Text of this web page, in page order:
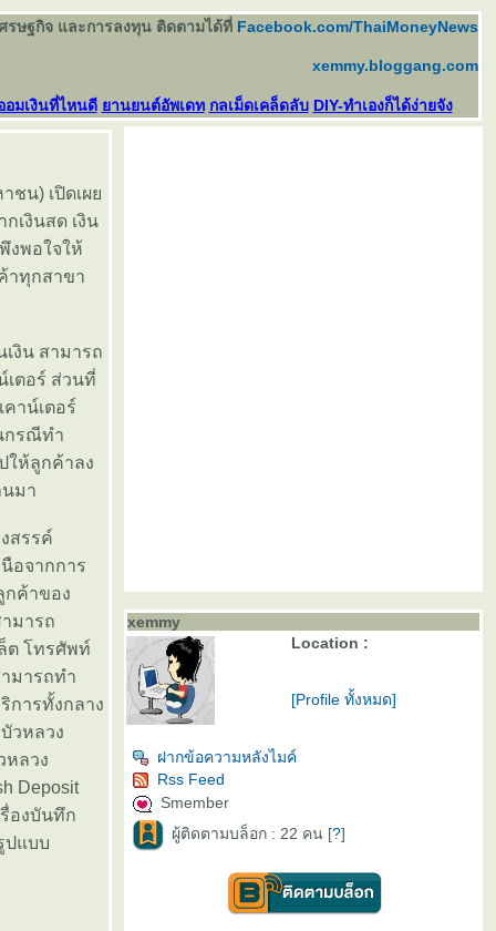
รษฐกิจ และการลงทุน ติดตามได้ที่ Facebook.com/ThaiMoneyNews
xemmy.bloggang.com
อมเงินที่ไหนดี านยนต์อัพเดท กลเม็ดเคล็ดลับ DIY-ทำเองก็ได้ง่ายจัง
ชน) เปิดเผ
เงินสด เงิน
งพอใจให้
าทุกสาขา
งิน สามารถ
ตอร์ ส่วนที่
าน์เตอร์
กรณีทำ
ให้ลูกค้าลง
นมา
สรรค์
อจากการ
กค้าของ
มารถ
ต โทรศัพท์
มารถทำ
การทั้งกลาง
วหลวง
หลวง
Deposit
รื่องบันทึก
ปแบบ
xemmy
Location :
[Profile ทั้งหมด]
ฝากข้อความหลังไมค์
Rss Feed
Smember
ผู้ติดตามบล็อก : 22 คน [?]